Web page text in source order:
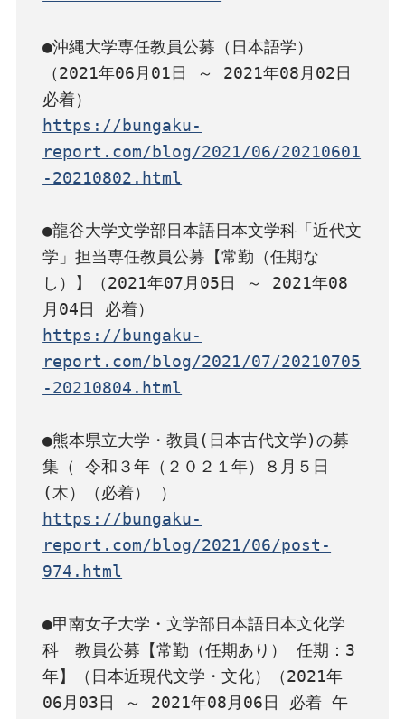
●沖縄大学専任教員公募（日本語学）
（2021年06月01日 ～ 2021年08月02日
https://bungaku-
report.com/blog/2021/06/20210601
-20210802.html
●龍谷大学文学部日本語日本文学科「近代文
学」担当専任教員公募【常勤（任期な
し）】（2021年07月05日 ～ 2021年08
https://bungaku-
report.com/blog/2021/07/20210705
-20210804.html
●熊本県立大学・教員(日本古代文学)の募
集（ 令和３年（２０２１年）８月５日
https://bungaku-
report.com/blog/2021/06/post-
974.html
●甲南女子大学・文学部日本語日本文化学
科　教員公募【常勤（任期あり） 任期：3
年】（日本近現代文学・文化）（2021年
06月03日 ～ 2021年08月06日 必着 午